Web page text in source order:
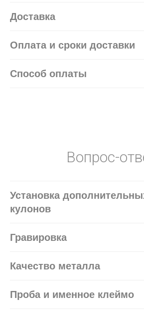
Доставка
Оплата и сроки доставки
Способ оплаты
Вопрос-
Установка
кулонов
Гравировка
Качество металла
Проба и именное клеймо